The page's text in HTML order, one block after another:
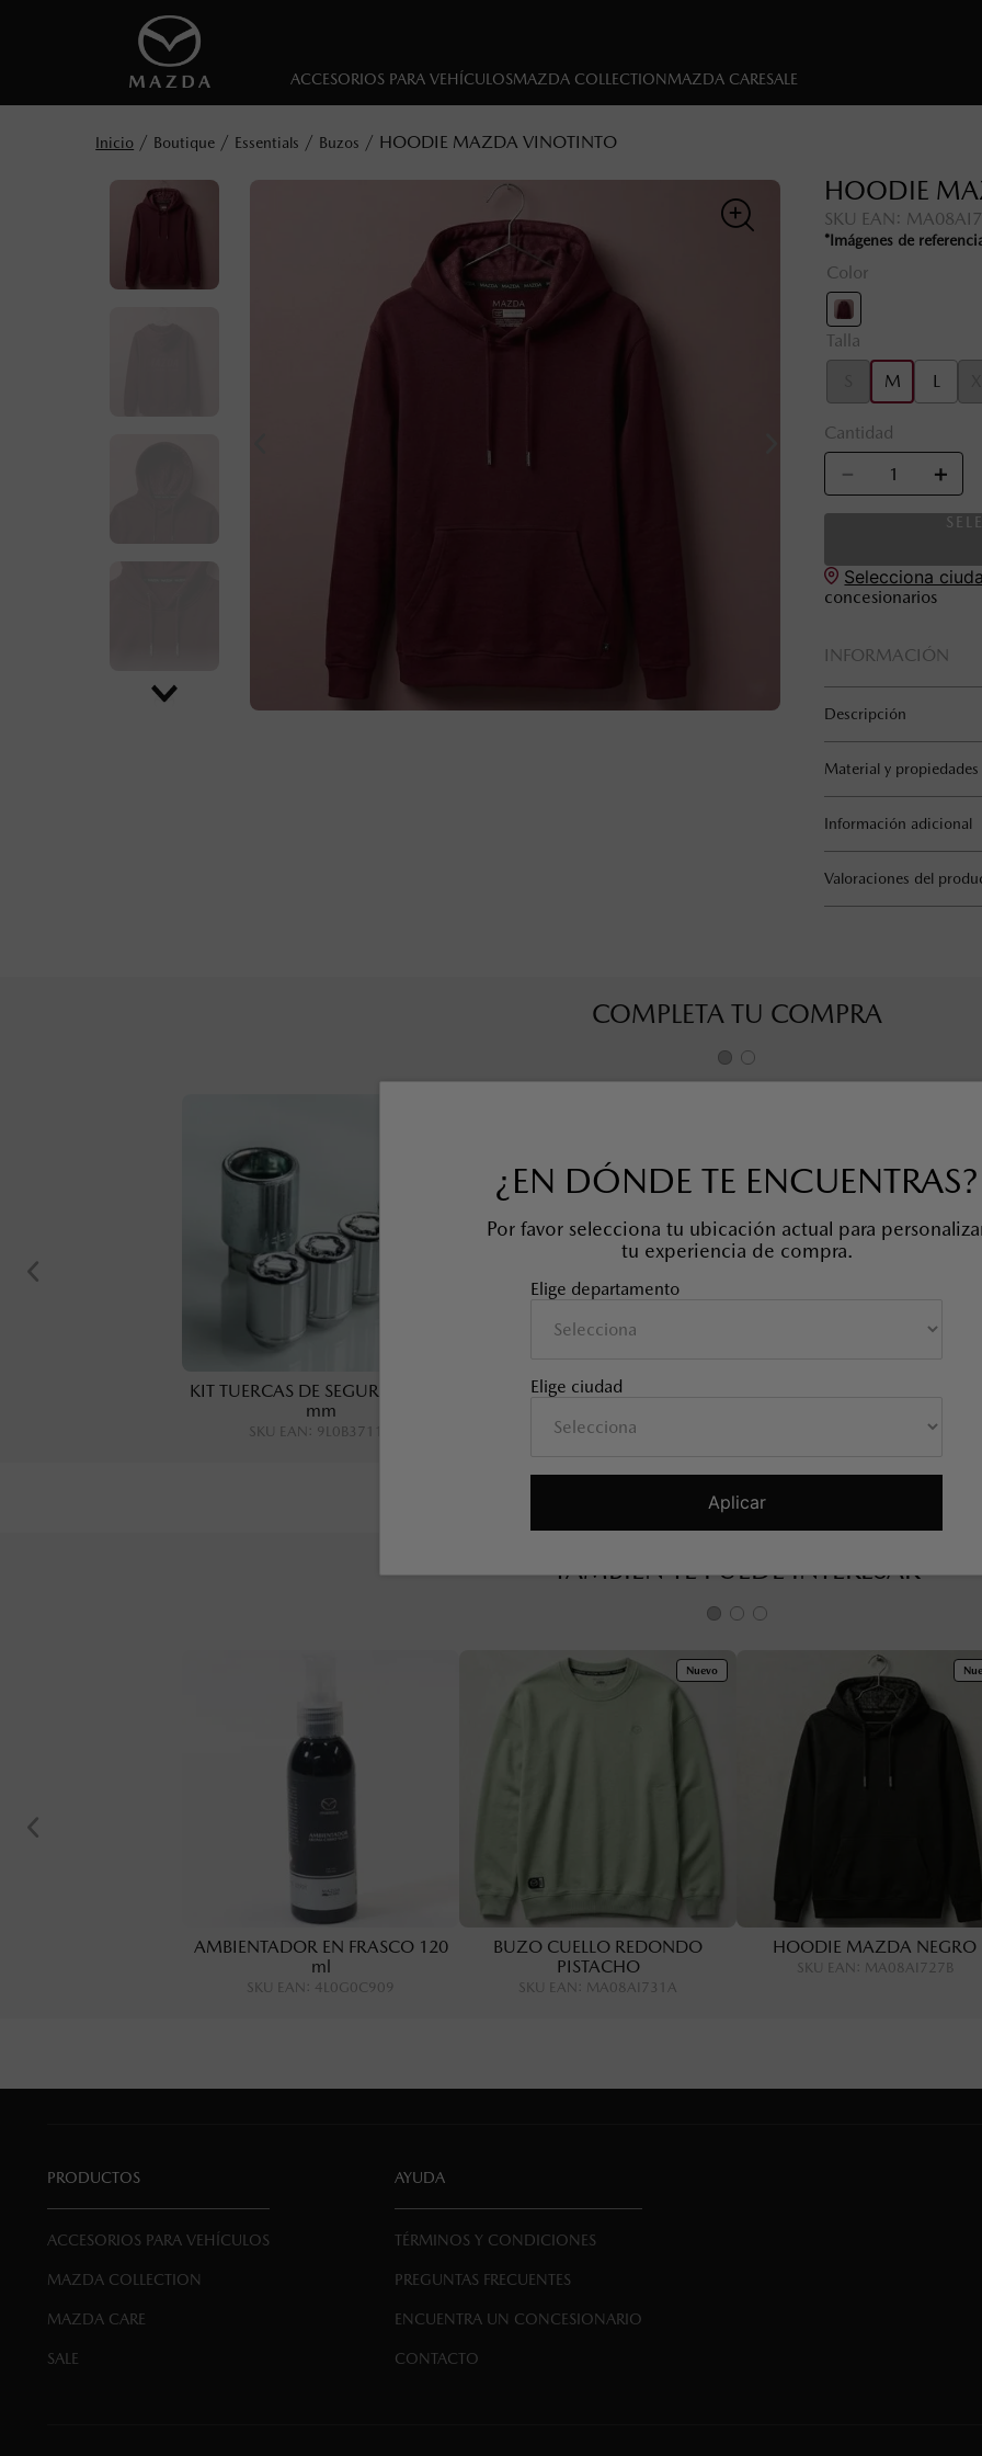
¿EN DÓNDE TE ENCUENTRAS?
Por favor selecciona tu ubicación actual para
tu experiencia de compra.
Elige departamento
Elige ciudad
Aplicar
ACCESORIOS PARA VEHÍCULOSMAZDA COLLECTIONMAZDA CARESALE
Boutique Essentials Buzos HOODIE MAZDA VINOTINTO
HOODIE
SKU EAN :
*Imágenes de
Talla
M L
Color
Cantidad
＋
－
Selecciona
concesionarios
INFORMACIÓN
Descripción
Material y propiedades
Información adicional
Valoraciones del
COMPLETA TU COMPRA
KIT TUERCAS DE SEGURIDAD, 21
mm
SKU EAN : 9L0B37118
SOBRETAPETE TODO CLIMA
SKU EAN :9L0E68025 VA41V0360
TAMBIÉN TE PUEDE INTERESAR
AMBIENTADOR EN FRASCO 120
ml
SKU EAN : 4L0G0C909
Nuevo
BUZO CUELLO REDONDO
PISTACHO
SKU EAN : MA08AI731A
HOODIE MAZDA NEGRO
SKU EAN : MA08AI727B
PRODUCTOS
ACCESORIOS PARA VEHÍCULOS
MAZDA COLLECTION
MAZDA CARE
SALE
AYUDA
TÉRMINOS Y CONDICIONES
PREGUNTAS FRECUENTES
ENCUENTRA UN CONCESIONARIO
CONTACTO